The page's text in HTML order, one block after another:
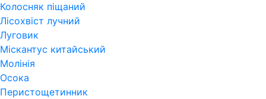
Колосняк піщаний
Лісохвіст лучний
Луговик
Міскантус китайський
Молінія
Осока
Перистощетинник